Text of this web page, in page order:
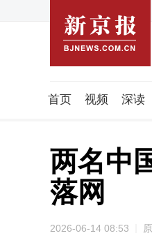
首页 视频 深读
两名中
落网
2026-06-14 08:53